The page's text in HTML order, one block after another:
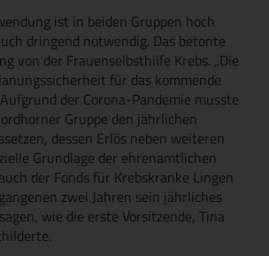
ist in beiden Gruppen hoch
dringend notwendig. Das betonte
von der Frauenselbsthilfe Krebs. „Die
für das kommende
der Corona-Pandemie musste
Gruppe den jährlichen
dessen Erlös neben weiteren
Grundlage der ehrenamtlichen
der Fonds für Krebskranke Lingen
zwei Jahren sein jährliches
wie die erste Vorsitzende, Tina